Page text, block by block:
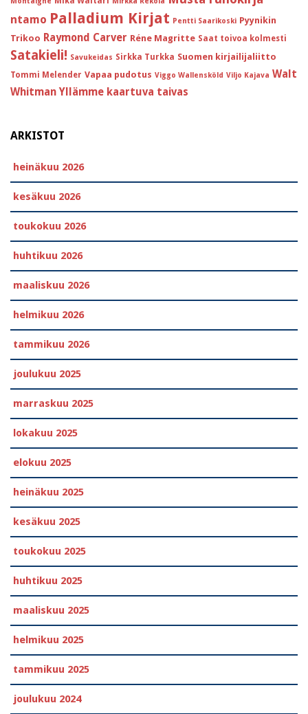
ntamo Palladium Kirjat Pentti Saarikoski Pyynikin
Trikoo Raymond Carver Réne Magritte Saat toivoa kolmesti
Satakieli! Savukeidas Sirkka Turkka Suomen kirjailijaliitto
Tommi Melender Vapaa pudotus Viggo Wallensköld Viljo Kajava Walt
Whitman Yllämme kaartuva taivas
ARKISTOT
heinäkuu 2026
kesäkuu 2026
toukokuu 2026
huhtikuu 2026
maaliskuu 2026
helmikuu 2026
tammikuu 2026
joulukuu 2025
marraskuu 2025
lokakuu 2025
elokuu 2025
heinäkuu 2025
kesäkuu 2025
toukokuu 2025
huhtikuu 2025
maaliskuu 2025
helmikuu 2025
tammikuu 2025
joulukuu 2024